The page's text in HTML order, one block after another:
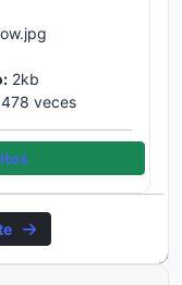
2kb
veces